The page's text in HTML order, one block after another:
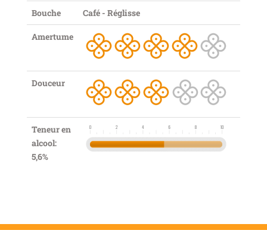
Bouche Café - Réglisse
Amertume
Douceur
Teneur en
alcool:
5,6%